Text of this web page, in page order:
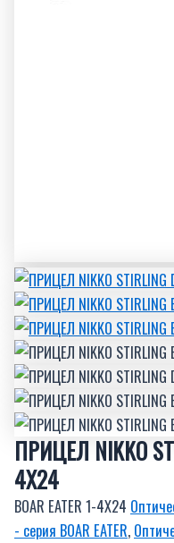
ПРИЦЕЛ NIKKO
4X24
BOAR EATER 1-4X24
- серия BOAR EATER,